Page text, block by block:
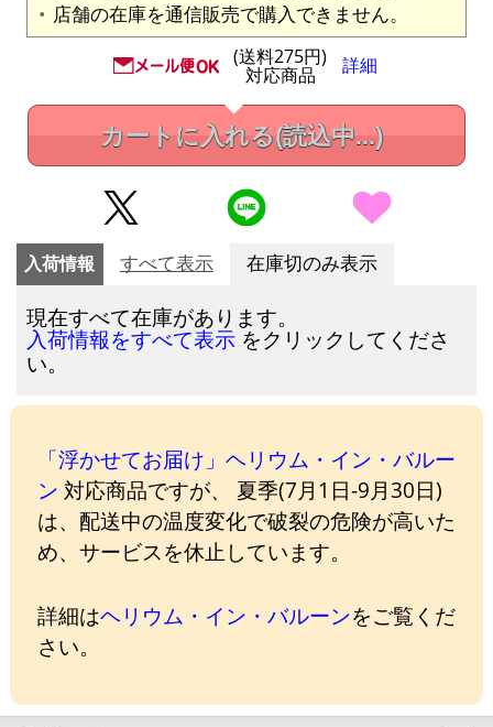
店舗の在庫を通信販売で購入できません。
(送料275円)
対応商品 詳細
カートに入れる(読込中...)
入荷情報 すべて表示 在庫切のみ表示
現在すべて在庫があります。
入荷情報をすべて表示 をクリックしてくださ
い。
「浮かせてお届け」ヘリウム・イン・バルー
ン 対応商品ですが、 夏季(7月1日-9月30日)
は、配送中の温度変化で破裂の危険が高いた
め、サービスを休止しています。
詳細はヘリウム・イン・バルーンをご覧くだ
さい。